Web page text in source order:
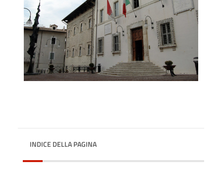
INDICE DELLA PAGINA